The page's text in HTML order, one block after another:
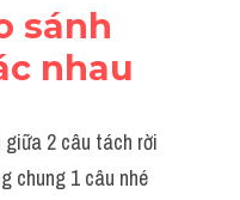
sánh
nhau
giữa 2 câu tách rời
chung 1 câu nhé